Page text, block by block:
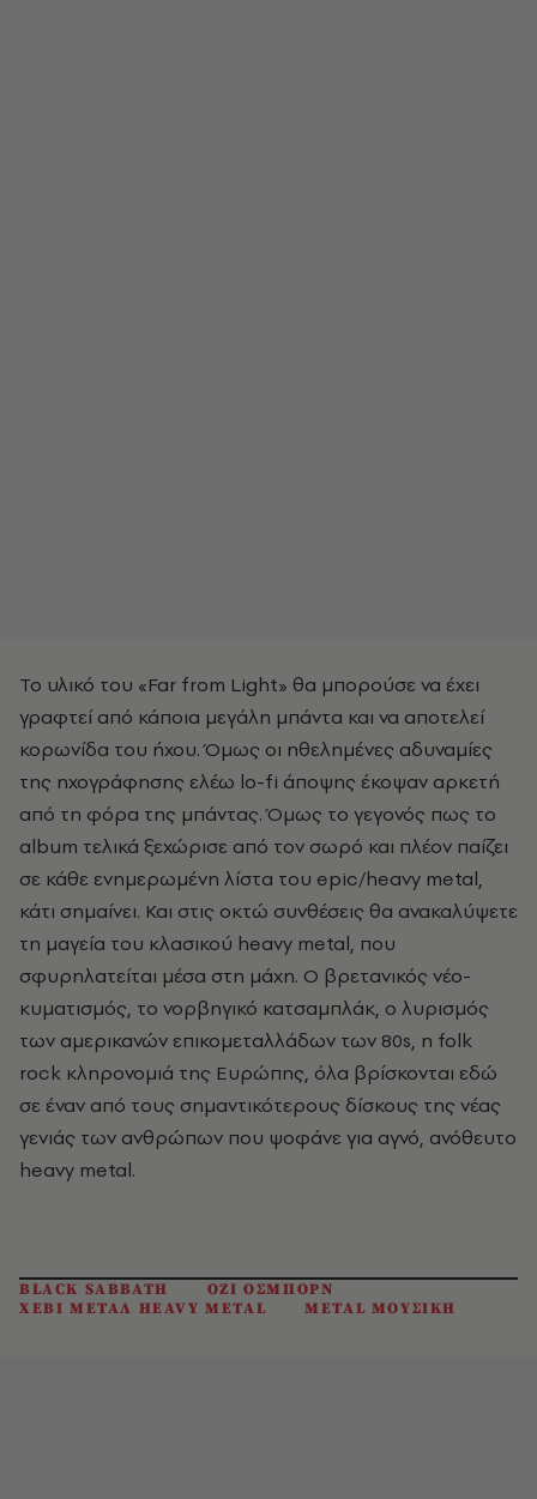
Το υλικό του «Far from Light» θα μπορούσε να έχει
γραφτεί από κάποια μεγάλη μπάντα και να αποτελεί
κορωνίδα του ήχου. Όμως οι ηθελημένες αδυναμίες
της ηχογράφησης ελέω lo-fi άποψης έκοψαν αρκετή
από τη φόρα της μπάντας. Όμως το γεγονός πως το
album τελικά ξεχώρισε από τον σωρό και πλέον παίζει
σε κάθε ενημερωμένη λίστα του epic/heavy metal,
κάτι σημαίνει. Και στις οκτώ συνθέσεις θα ανακαλύψετε
τη μαγεία του κλασικού heavy metal, που
σφυρηλατείται μέσα στη μάχη. Ο βρετανικός νέο-
κυματισμός, το νορβηγικό κατσαμπλάκ, ο λυρισμός
των αμερικανών επικομεταλλάδων των 80s, η folk
rock κληρονομιά της Ευρώπης, όλα βρίσκονται εδώ
σε έναν από τους σημαντικότερους δίσκους της νέας
γενιάς των ανθρώπων που ψοφάνε για αγνό, ανόθευτο
heavy metal.
BLACK SABBATH
ΟΖΙ ΟΣΜΠΟΡΝ
ΧΕΒΙ ΜΕΤΑΛ HEAVY METAL
METAL ΜΟΥΣΙΚΗ